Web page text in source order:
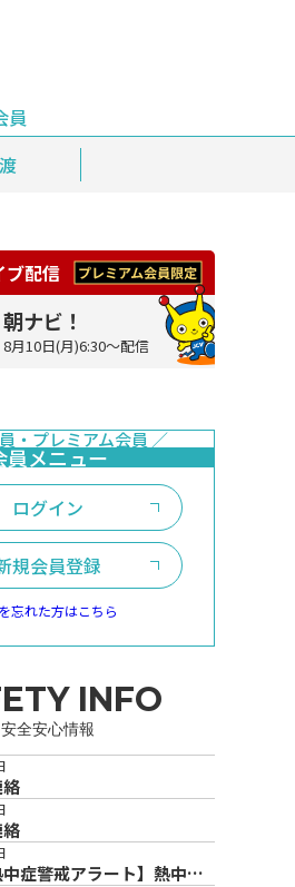
員
ブ配信
朝ナビ！
8月10日(月)6:30～配信
ログイン
規会員登録
忘れた方はこちら
INFO
安全安心情報
中症警戒アラート】熱中症